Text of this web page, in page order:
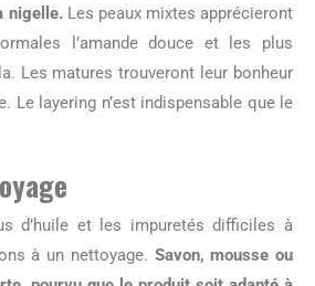
nigelle.Les peaux mixtes apprécieront
l’amande douce et les plus
Les matures trouveront leur bonheur
Le layering n’est indispensable que le
d’huile et les impuretés difficiles à
à un nettoyage. Savon, mousse ou